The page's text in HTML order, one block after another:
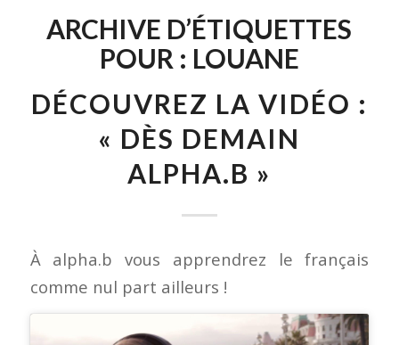
ARCHIVE D’ÉTIQUETTES
POUR : LOUANE
DÉCOUVREZ LA VIDÉO :
« DÈS DEMAIN
ALPHA.B »
À alpha.b vous apprendrez le français
comme nul part ailleurs !